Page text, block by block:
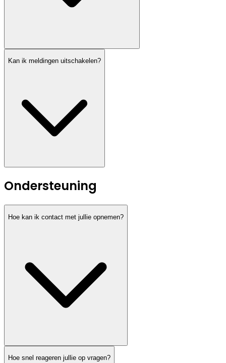
Kan ik meldingen uitschakelen?
Ondersteuning
Hoe kan ik contact met jullie opnemen?
Hoe snel reageren jullie op vragen?